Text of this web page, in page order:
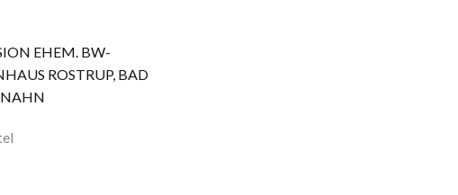
EHEM. BW-
ROSTRUP, BAD